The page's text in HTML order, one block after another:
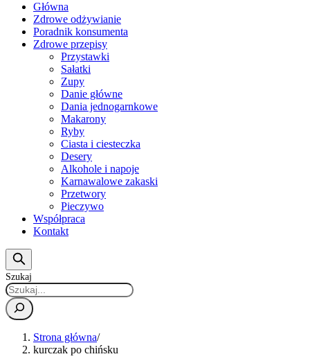
Główna
Zdrowe odżywianie
Poradnik konsumenta
Zdrowe przepisy
Przystawki
Sałatki
Zupy
Danie główne
Dania jednogarnkowe
Makarony
Ryby
Ciasta i ciesteczka
Desery
Alkohole i napoje
Karnawalowe zakaski
Przetwory
Pieczywo
Współpraca
Kontakt
Szukaj
Strona główna/
kurczak po chińsku